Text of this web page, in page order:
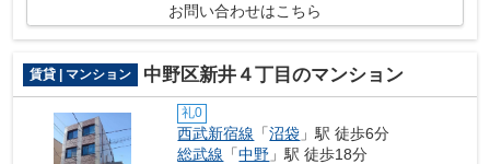
お問い合わせはこちら
賃貸 | マンション 中野区新井４丁目のマンション
礼0
西武新宿線 「沼袋 」駅 徒歩6分
総武線 「中野 」駅 徒歩18分